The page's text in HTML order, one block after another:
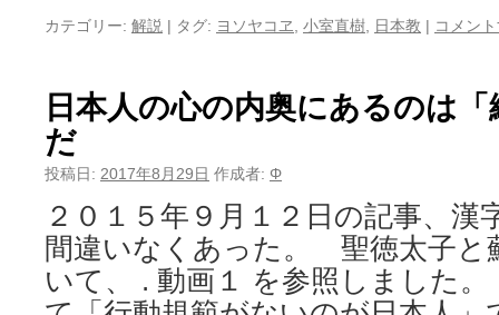
カテゴリー: 解説 | タグ: ヨソヤコヱ 小室直樹 日本教 | コメン
日本人の心の内奥にあるのは
だ
投稿日: 2017年8月29日 作成者: Φ
２０１５年９月１２日の記事、漢
間違いなくあった。 聖徳太子と
いて、 . 動画１ を参照しました